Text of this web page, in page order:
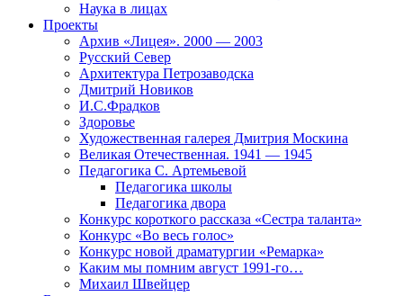
Наука в лицах
Проекты
Архив «Лицея». 2000 — 2003
Русский Север
Архитектура Петрозаводска
Дмитрий Новиков
И.С.Фрадков
Здоровье
Художественная галерея Дмитрия Москина
Великая Отечественная. 1941 — 1945
Педагогика С. Артемьевой
Педагогика школы
Педагогика двора
Конкурс короткого рассказа «Сестра таланта»
Конкурс «Во весь голос»
Конкурс новой драматургии «Ремарка»
Каким мы помним август 1991-го…
Михаил Швейцер